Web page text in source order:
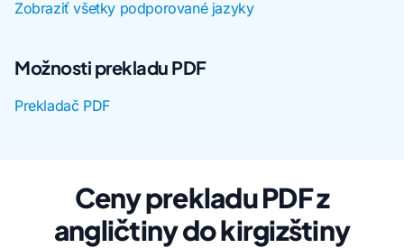
Zobraziť všetky podporované jazyky
Možnosti prekladu PDF
Prekladač PDF
Ceny prekladu PDF z
angličtiny do kirgizštiny